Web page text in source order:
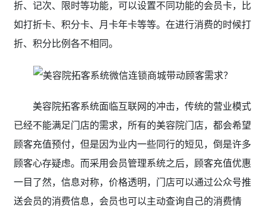
折、记次、限时等功能，可以设置不同功能的会员卡，比
如打折卡、积分卡、月卡年卡等等。在进行消费的时候打
折、积分比例各不相同。
美容院拓客系统面临互联网的冲击，传统的营业模式
已经不能满足门店的需求，所有的美容院门店，都会希望
顾客充值预付，但是因为业内一些同行的短见，倒是许多
顾客心存疑虑。而采用会员管理系统之后，顾客充值优惠
一目了然，信息对称，价格透明，门店可以通过公众号推
送会员的消费信息，会员也可以主动查询自己的消费情